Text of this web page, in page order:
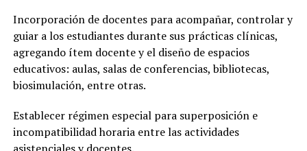
Incorporación de docentes para acompañar, controlar y
guiar a los estudiantes durante sus prácticas clínicas,
agregando ítem docente y el diseño de espacios
educativos: aulas, salas de conferencias, bibliotecas,
biosimulación, entre otras.
Establecer régimen especial para superposición e
incompatibilidad horaria entre las actividades
asistenciales y docentes.